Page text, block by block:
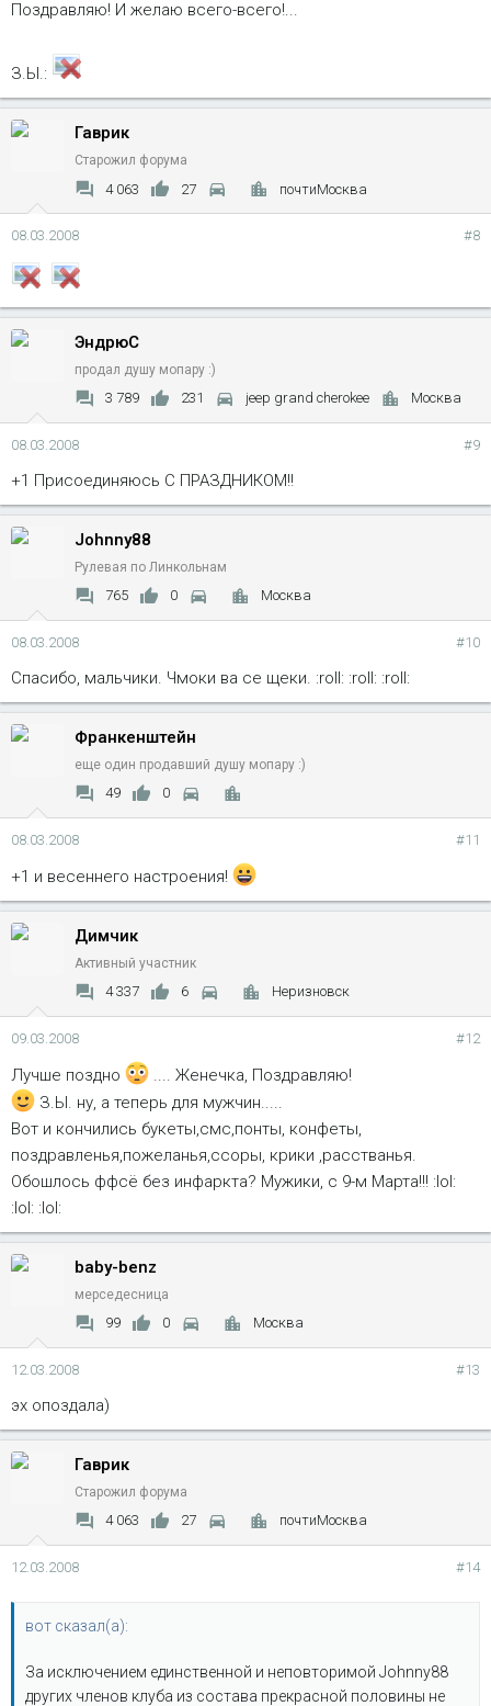
Поздравляю! И желаю всего-всего!...
З.Ы.:
Гаврик
Старожил форума
4 063 27 почтиМосква
08.03.2008 #8
ЭндрюС
продал душу мопару :)
3 789 231 jeep grand cherokee Москва
08.03.2008 #9
+1 Присоединяюсь С ПРАЗДНИКОМ!!
Johnny88
Рулевая по Линкольнам
765 0 Москва
08.03.2008 #10
Спасибо, мальчики. Чмоки ва се щеки. :roll: :roll: :roll:
Франкенштейн
еще один продавший душу мопару :)
49 0
08.03.2008 #11
+1 и весеннего настроения!
Димчик
Активный участник
4 337 6 Неризновск
09.03.2008 #12
Лучше поздно
.... Женечка, Поздравляю!
З.Ы. ну, а теперь для мужчин.....
Вот и кончились букеты,смс,понты, конфеты,
поздравленья,пожеланья,ссоры, крики ,расстванья.
Обошлось ффсё без инфаркта? Мужики, с 9-м Марта!!! :lol:
:lol: :lol:
baby-benz
мерседесница
99 0 Москва
12.03.2008 #13
эх опоздала)
Гаврик
Старожил форума
4 063 27 почтиМосква
12.03.2008 #14
вот сказал(а):
За исключением единственной и неповторимой Johnny88
других членов клуба из состава прекрасной половины не